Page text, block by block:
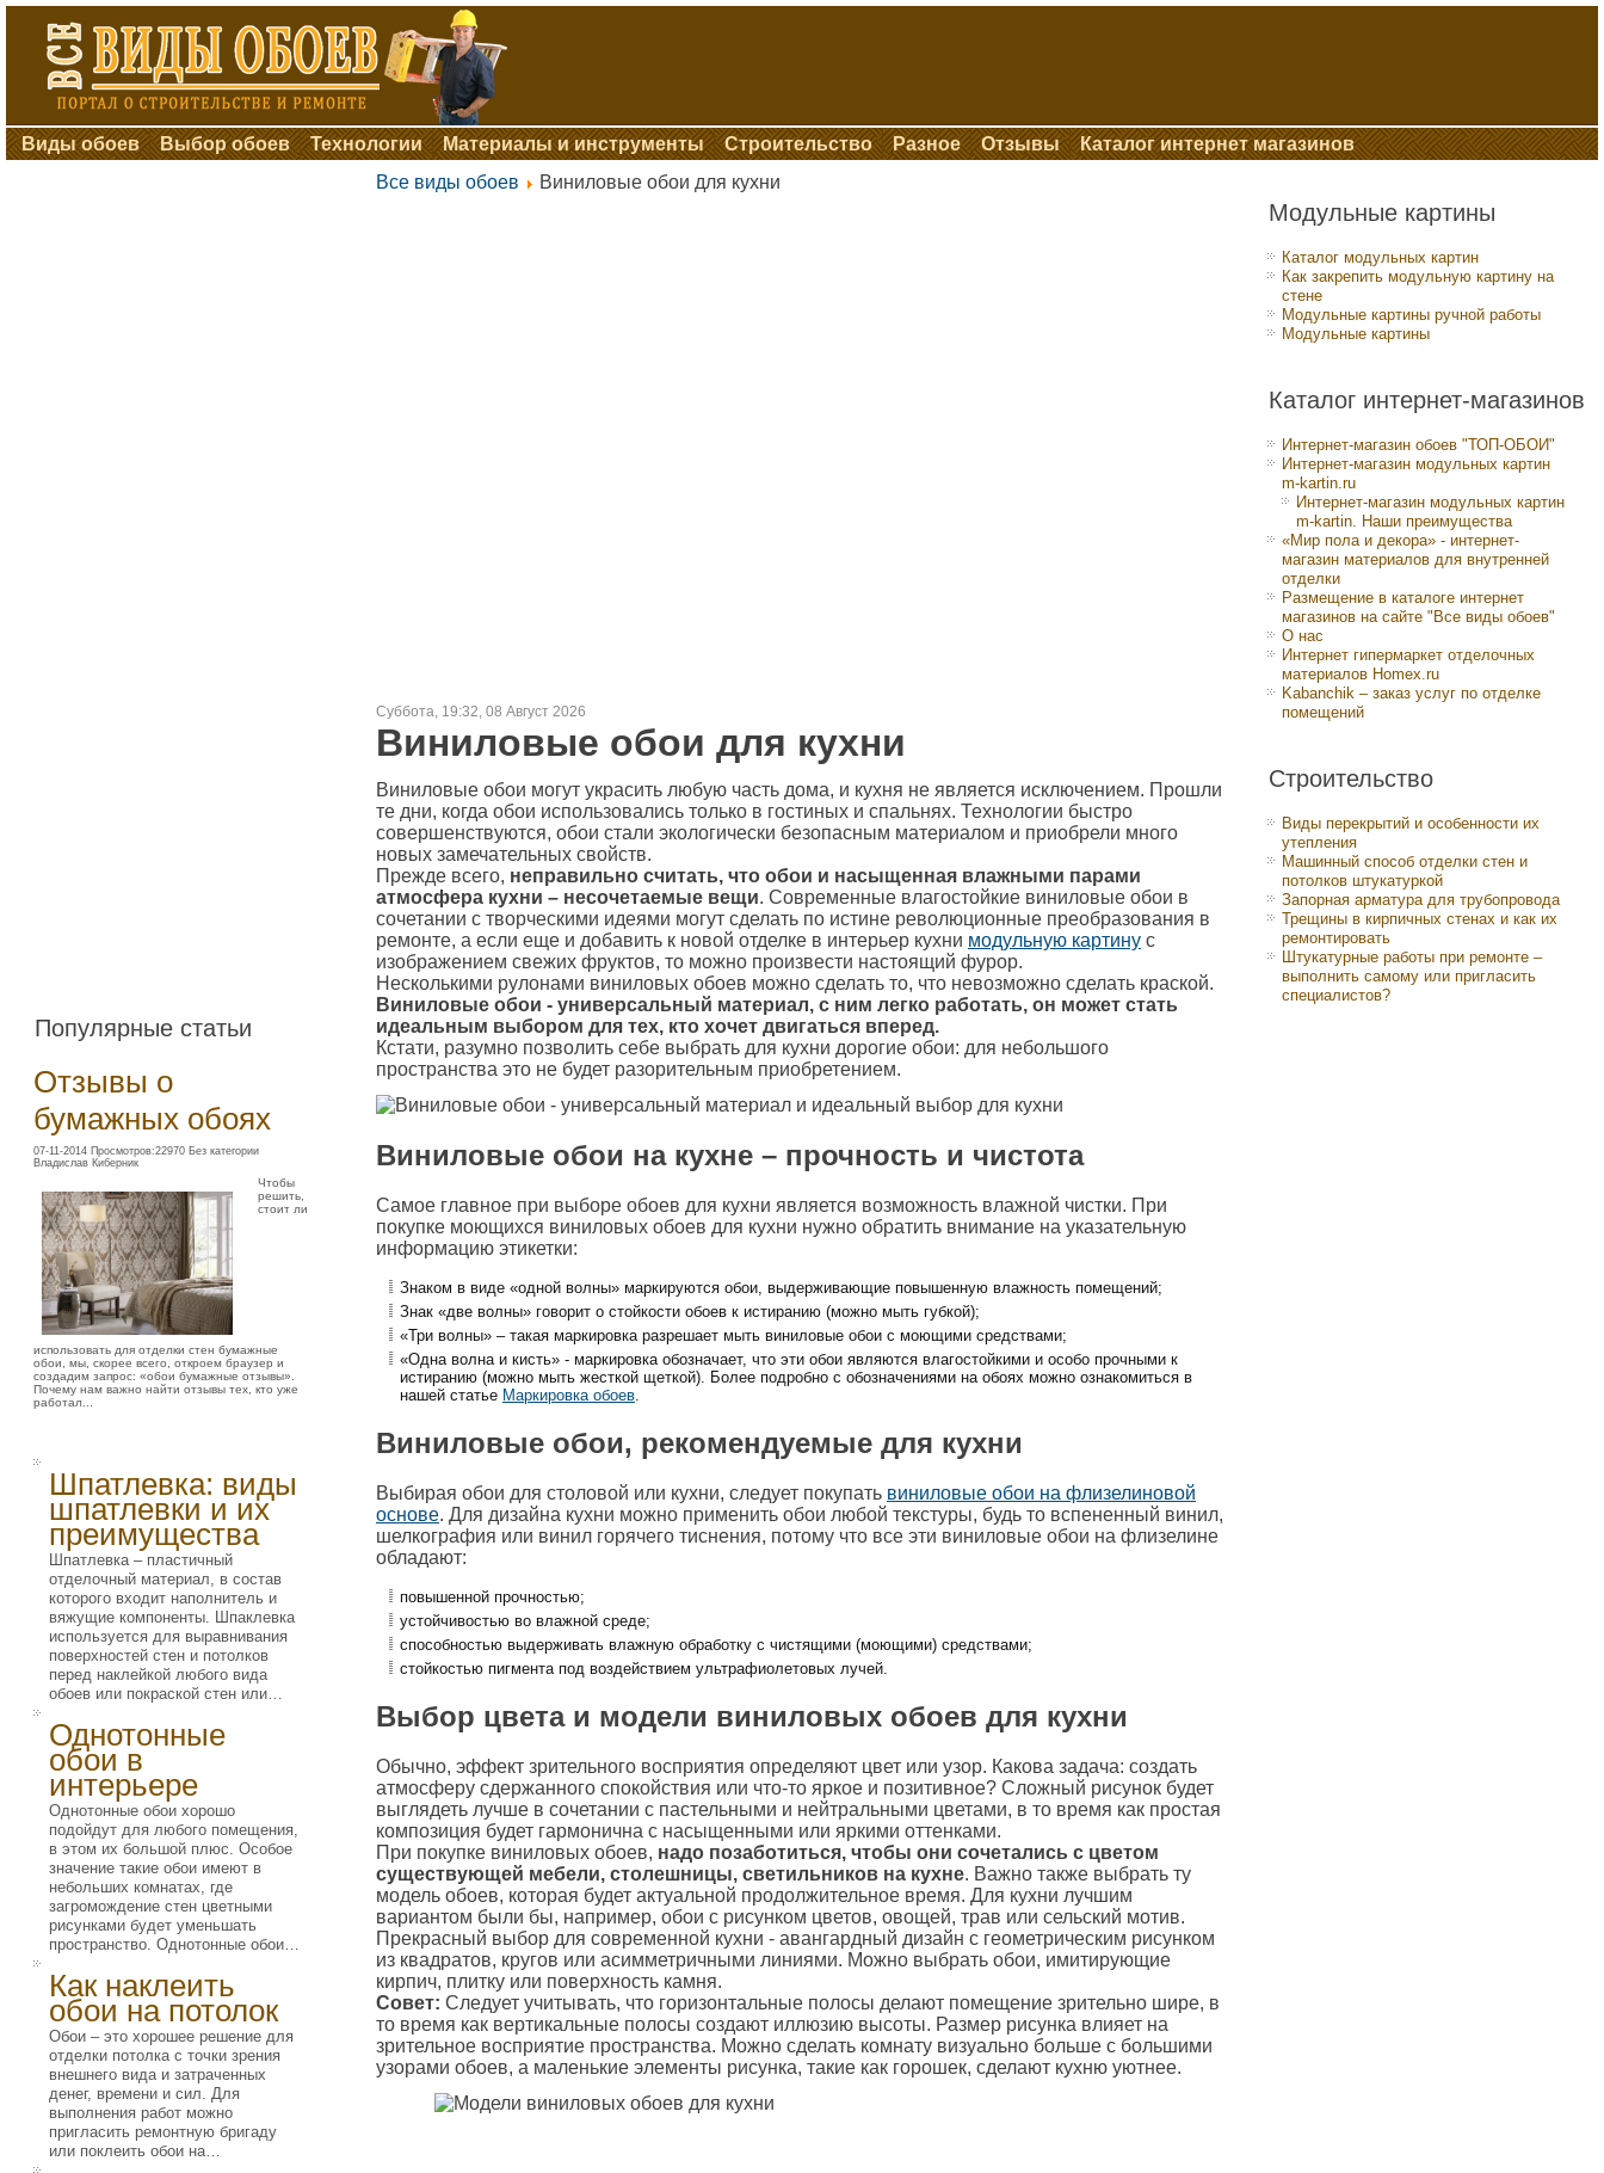
Виды обоев Выбор обоев Технологии Материалы и инструменты Строительство Разное Отзывы Каталог интернет магазинов
Популярные статьи
Отзывы о
бумажных обоях
07-11-2014 Просмотров:22970 Без категории
Владислав Киберник
Чтобы
решить,
стоит ли
использовать для отделки стен бумажные
обои, мы, скорее всего, откроем браузер и
создадим запрос: «обои бумажные отзывы».
Почему нам важно найти отзывы тех, кто уже
работал...
Шпатлевка: виды
шпатлевки и их
преимущества
Шпатлевка – пластичный
отделочный материал, в состав
которого входит наполнитель и
вяжущие компоненты. Шпаклевка
используется для выравнивания
поверхностей стен и потолков
перед наклейкой любого вида
обоев или покраской стен или…
Однотонные
обои в
интерьере
Однотонные обои хорошо
подойдут для любого помещения,
в этом их большой плюс. Особое
значение такие обои имеют в
небольших комнатах, где
загромождение стен цветными
рисунками будет уменьшать
пространство. Однотонные обои…
Как наклеить
обои на потолок
Обои – это хорошее решение для
отделки потолка с точки зрения
внешнего вида и затраченных
денег, времени и сил. Для
выполнения работ можно
пригласить ремонтную бригаду
или поклеить обои на…
Все виды обоев Виниловые обои для кухни
Суббота, 19:32, 08 Август 2026
Виниловые обои для кухни
Виниловые обои могут украсить любую часть дома, и кухня не является исключением. Прошли
те дни, когда обои использовались только в гостиных и спальнях. Технологии быстро
совершенствуются, обои стали экологически безопасным материалом и приобрели много
новых замечательных свойств.
Прежде всего, неправильно считать, что обои и насыщенная влажными парами
атмосфера кухни – несочетаемые вещи. Современные влагостойкие виниловые обои в
сочетании с творческими идеями могут сделать по истине революционные преобразования в
ремонте, а если еще и добавить к новой отделке в интерьер кухни модульную картину с
изображением свежих фруктов, то можно произвести настоящий фурор.
Несколькими рулонами виниловых обоев можно сделать то, что невозможно сделать краской.
Виниловые обои - универсальный материал, с ним легко работать, он может стать
идеальным выбором для тех, кто хочет двигаться вперед.
Кстати, разумно позволить себе выбрать для кухни дорогие обои: для небольшого
пространства это не будет разорительным приобретением.
Виниловые обои на кухне – прочность и чистота
Самое главное при выборе обоев для кухни является возможность влажной чистки. При
покупке моющихся виниловых обоев для кухни нужно обратить внимание на указательную
информацию этикетки:
Знаком в виде «одной волны» маркируются обои, выдерживающие повышенную влажность помещений;
Знак «две волны» говорит о стойкости обоев к истиранию (можно мыть губкой);
«Три волны» – такая маркировка разрешает мыть виниловые обои с моющими средствами;
«Одна волна и кисть» - маркировка обозначает, что эти обои являются влагостойкими и особо прочными к
истиранию (можно мыть жесткой щеткой). Более подробно с обозначениями на обоях можно ознакомиться в
нашей статье Маркировка обоев.
Виниловые обои, рекомендуемые для кухни
Выбирая обои для столовой или кухни, следует покупать виниловые обои на флизелиновой
основе. Для дизайна кухни можно применить обои любой текстуры, будь то вспененный винил,
шелкография или винил горячего тиснения, потому что все эти виниловые обои на флизелине
обладают:
повышенной прочностью;
устойчивостью во влажной среде;
способностью выдерживать влажную обработку с чистящими (моющими) средствами;
стойкостью пигмента под воздействием ультрафиолетовых лучей.
Выбор цвета и модели виниловых обоев для кухни
Обычно, эффект зрительного восприятия определяют цвет или узор. Какова задача: создать
атмосферу сдержанного спокойствия или что-то яркое и позитивное? Сложный рисунок будет
выглядеть лучше в сочетании с пастельными и нейтральными цветами, в то время как простая
композиция будет гармонична с насыщенными или яркими оттенками.
При покупке виниловых обоев, надо позаботиться, чтобы они сочетались с цветом
существующей мебели, столешницы, светильников на кухне. Важно также выбрать ту
модель обоев, которая будет актуальной продолжительное время. Для кухни лучшим
вариантом были бы, например, обои с рисунком цветов, овощей, трав или сельский мотив.
Прекрасный выбор для современной кухни - авангардный дизайн с геометрическим рисунком
из квадратов, кругов или асимметричными линиями. Можно выбрать обои, имитирующие
кирпич, плитку или поверхность камня.
Совет: Следует учитывать, что горизонтальные полосы делают помещение зрительно шире, в
то время как вертикальные полосы создают иллюзию высоты. Размер рисунка влияет на
зрительное восприятие пространства. Можно сделать комнату визуально больше с большими
узорами обоев, а маленькие элементы рисунка, такие как горошек, сделают кухню уютнее.
Модульные картины
Каталог модульных картин
Как закрепить модульную картину на
стене
Модульные картины ручной работы
Модульные картины
Каталог интернет-магазинов
Интернет-магазин обоев "ТОП-ОБОИ"
Интернет-магазин модульных картин
m-kartin.ru
Интернет-магазин модульных картин
m-kartin. Наши преимущества
«Мир пола и декора» - интернет-
магазин материалов для внутренней
отделки
Размещение в каталоге интернет
магазинов на сайте "Все виды обоев"
О нас
Интернет гипермаркет отделочных
материалов Homex.ru
Kabanchik – заказ услуг по отделке
помещений
Строительство
Виды перекрытий и особенности их
утепления
Машинный способ отделки стен и
потолков штукатуркой
Запорная арматура для трубопровода
Трещины в кирпичных стенах и как их
ремонтировать
Штукатурные работы при ремонте –
выполнить самому или пригласить
специалистов?